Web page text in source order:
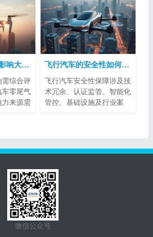
飞行汽车对环境影响大吗？
需综合评
车零尾气
力来源需
飞行汽车的安全性如何得到保障？
飞行汽车安全性保障涉及技
术冗余、认证监管、智能化
管控、基础设施及行业案
微信公众号